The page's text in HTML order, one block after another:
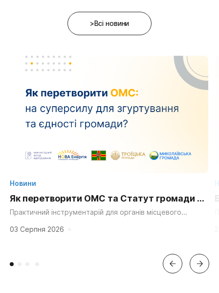
>Всі новини
Новини
Як перетворити ОМС та Статут громади на
суперсилу для згуртування та єдності?
Практичний інструментарій для органів місцевого
мешканців. «Мальовнича природа», «працьовиті люди»,
«багата історія» та «вигідне...
03 Серпня 2026